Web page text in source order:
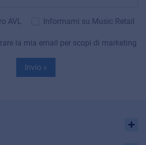
AVL Informami su Music Retail
la mia email per scopi di marketing
Invio »